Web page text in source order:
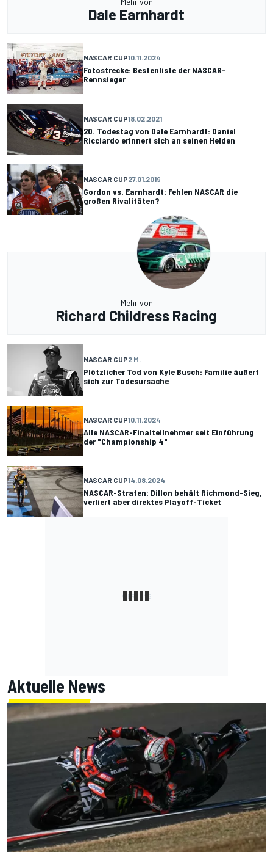
Dale Earnhardt
NASCAR CUP10.11.2024
Fotostrecke: Bestenliste der NASCAR-
Rennsieger
NASCAR CUP18.02.2021
20. Todestag von Dale Earnhardt: Daniel
Ricciardo erinnert sich an seinen Helden
NASCAR CUP27.01.2019
Gordon vs. Earnhardt: Fehlen NASCAR die
großen Rivalitäten?
Mehr von
Richard Childress Racing
NASCAR CUP2 M.
Plötzlicher Tod von Kyle Busch: Familie äußert
sich zur Todesursache
NASCAR CUP10.11.2024
Alle NASCAR-Finalteilnehmer seit Einführung
der "Championship 4"
NASCAR CUP14.08.2024
NASCAR-Strafen: Dillon behält Richmond-Sieg,
verliert aber direktes Playoff-Ticket
Aktuelle News